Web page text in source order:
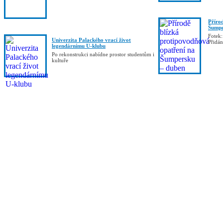
Univerzita Palackého vrací život
legendárnímu U-klubu
Po rekonstrukci nabídne prostor studentům i
kultuře